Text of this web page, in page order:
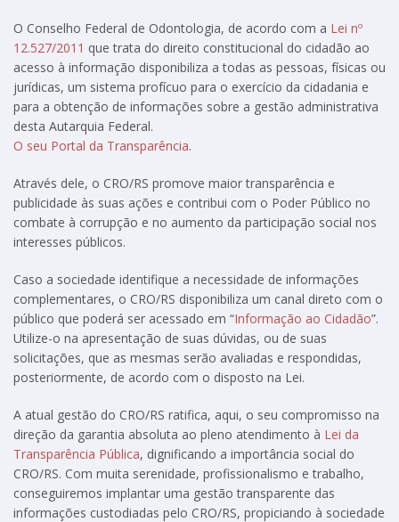
O Conselho Federal de Odontologia, de acordo com a Lei nº
12.527/2011 que trata do direito constitucional do cidadão ao
acesso à informação disponibiliza a todas as pessoas, físicas ou
jurídicas, um sistema profícuo para o exercício da cidadania e
para a obtenção de informações sobre a gestão administrativa
desta Autarquia Federal.
O seu Portal da Transparência.
Através dele, o CRO/RS promove maior transparência e
publicidade às suas ações e contribui com o Poder Público no
combate à corrupção e no aumento da participação social nos
interesses públicos.
Caso a sociedade identifique a necessidade de informações
complementares, o CRO/RS disponibiliza um canal direto com o
público que poderá ser acessado em “Informação ao Cidadão”.
Utilize-o na apresentação de suas dúvidas, ou de suas
solicitações, que as mesmas serão avaliadas e respondidas,
posteriormente, de acordo com o disposto na Lei.
A atual gestão do CRO/RS ratifica, aqui, o seu compromisso na
direção da garantia absoluta ao pleno atendimento à Lei da
Transparência Pública, dignificando a importância social do
CRO/RS. Com muita serenidade, profissionalismo e trabalho,
conseguiremos implantar uma gestão transparente das
informações custodiadas pelo CRO/RS, propiciando à sociedade